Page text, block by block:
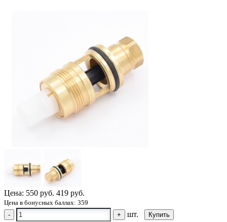
Цена: 550 руб. 419 руб.
Цена в бонусных баллах: 359
-
+
шт.